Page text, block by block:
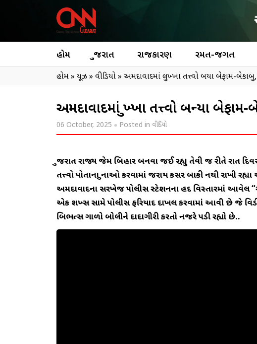
હોમ ગુજરાત રાજકારણ રમત-જગત
હોમ» ન્યૂઝ » વીડિયો» અમદાવાદમાં લુખ્ખા તત્ત્વો બન્યા બેફામ-
અમદાવાદમાં લુખ્ખા તત્ત્વો બન્યા
06 October, 2025 Posted in વીડિયો
ગુજરાત રાજ્ય જેમ બિહાર બનવા જઈ રહ્યુ તેવી જ રીતે રાત
તત્ત્વો પોતાના ગુનાઓ કરવામાં જરાય કસર બાકી નથી રાખી
અમદાવાદના સરખેજ પોલીસ સ્ટેશનના હદ વિસ્તારમાં આવેલ
એક શખ્સ સામે પોલીસ ફરિયાદ દાખલ કરવામાં આવી છે જે
બિભત્સ ગાળો બોલીને દાદાગીરી કરતો નજરે પડી રહ્યો છે..